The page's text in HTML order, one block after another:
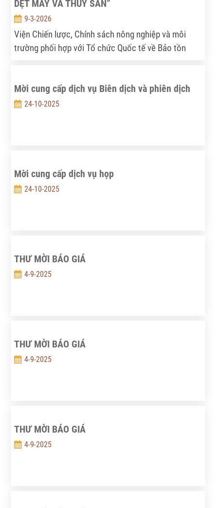
DỆT MAY VA THỦY SẢN”
9-3-2026
Viện Chiến lược, Chính sách nông nghiệp và môi
trường phối hợp với Tổ chức Quốc tế về Bảo tồn
nguyên nước ở Đồng bằng sông Cửu Long và Lưu
vực sông Đồng Nai – Thí điểm cho ngành Dệt may
Mời cung cấp dịch vụ Biên dịch và phiên dịch
24-10-2025
Mời cung cấp dịch vụ họp
24-10-2025
THƯ MỜI BÁO GIÁ
4-9-2025
THƯ MỜI BÁO GIÁ
4-9-2025
THƯ MỜI BÁO GIÁ
4-9-2025